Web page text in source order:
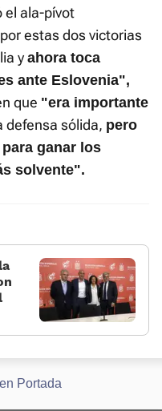
el ala-pívot
estas dos victorias
y ahora toca
ante Eslovenia",
que "era importante
defensa sólida, pero
ganar los
solvente".
Portada